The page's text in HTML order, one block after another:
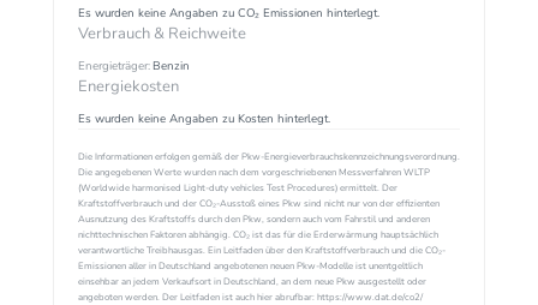
Es wurden keine Angaben zu CO₂ Emissionen hinterlegt.
Verbrauch & Reichweite
Energieträger:Benzin
Energiekosten
Es wurden keine Angaben zu Kosten hinterlegt.
Die Informationen erfolgen gemäß der Pkw-Energieverbrauchskennzeichnungsverordnung.
Die angegebenen Werte wurden nach dem vorgeschriebenen Messverfahren WLTP
(Worldwide harmonised Light-duty vehicles Test Procedures) ermittelt. Der
Kraftstoffverbrauch und der CO₂-Ausstoß eines Pkw sind nicht nur von der effizienten
Ausnutzung des Kraftstoffs durch den Pkw, sondern auch vom Fahrstil und anderen
nichttechnischen Faktoren abhängig. CO₂ ist das für die Erderwärmung hauptsächlich
verantwortliche Treibhausgas. Ein Leitfaden über den Kraftstoffverbrauch und die CO₂-
Emissionen aller in Deutschland angebotenen neuen Pkw-Modelle ist unentgeltlich
einsehbar an jedem Verkaufsort in Deutschland, an dem neue Pkw ausgestellt oder
angeboten werden. Der Leitfaden ist auch hier abrufbar: https://www.dat.de/co2/